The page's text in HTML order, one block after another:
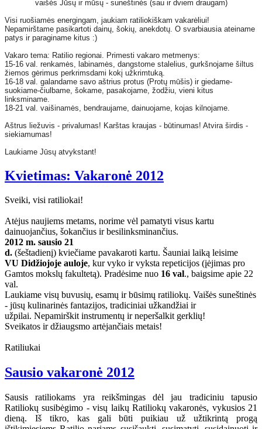
vaišės Jūsų ir mūsų - suneštinės (sau ir dviem draugam)
Visi ruošiamės energingam, jaukiam ratiliokiškam vakarėliui!
Nepamirštame pasikartoti dainų, šokių, anekdotų. O svarbiausia ateiname
patys ir paraginame kitus :)
Vakaro tema: Ratilio regionai. Primesti vakaro metmenys:
15-16 val. renkamės, labinamės, dangstome stalelius, gurkšnojame šiltus
žiemos gėrimus perkrimsdami kokį užkrimtuką.
16-18 val. galandame savo aštrius protus (Protų mūšis) ir giedame-
suokiame-čiulbame, šokame, pasakojame, žodžiu, vieni kitus
linksminame.
18-21 val. vaišinamės, bendraujame, dainuojame, kojas kilnojame.
Aštrus liežuvis - privalumas! Karštas kraujas - būtinumas! Atvira širdis -
siekiamumas!
Laukiame Jūsų atvykstant!
Kvietimas: Vakaronė 2012
Sveiki, visi ratiliokai!
Atėjus naujiems metams, norime vėl pamatyti visus kartu
dainuojančius, šokančius ir besilinksminančius.
2012 m. sausio 21
d. (šeštadienį) kviečiame pavakaroti kartu. Šauniai laiką leisime
VU Didžiojoje auloje, kur vyko ir vyksta repeticijos (įėjimas pro
Gamtos mokslų fakultetą). Pradėsime nuo 16 val., baigsime apie 22
val.
Laukiame visų buvusių, esamų ir būsimų ratiliokų. Vaišės suneštinės
- jūsų kulinarinės fantazijos, tradiciniai užkandžiai ir
užpilai. Nepamirškit instrumentų ir neperšalkit gerklių!
Sveikatos ir džiaugsmo artėjančiais metais!
Ratiliukai
Sausio vakaronė 2012
Sausis ratiliokams yra reikšmingas dėl jau tradiciniu tapusio
Ratiliokų susibėgimo - visų laikų Ratiliokų vakaronės, vykusios 21
dieną. Iš tikro, kas gali būti puikiau už užtikrintą progą